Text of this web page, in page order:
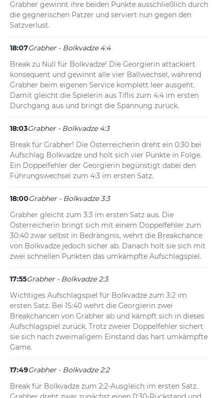
Grabher gewinnt ihre beiden Punkte ausschließlich durch
die gegnerischen Patzer und serviert nun gegen den
Satzverlust.
18:07Grabher - Bolkvadze 4:4
Break zu Null für Bolkvadze! Die Georgierin attackiert
konsequent und gewinnt alle vier Ballwechsel, während
Grabher beim eigenen Service komplett leer ausgeht.
Damit gleicht die Spielerin aus Tiflis zum 4:4 im ersten
Durchgang aus und bringt die Spannung zurück.
18:03Grabher - Bolkvadze 4:3
Break für Grabher! Die Österreicherin dreht ein 0:30 bei
Aufschlag Bolkvadze und holt sich vier Punkte in Folge.
Ein Doppelfehler der Georgierin begünstigt dabei den
Führungswechsel zum 4:3 im ersten Satz.
18:00Grabher - Bolkvadze 3:3
Grabher gleicht zum 3:3 im ersten Satz aus. Die
Österreicherin bringt sich mit einem Doppelfehler zum
30:40 zwar selbst in Bedrängnis, wehrt die Breakchance
von Bolkvadze jedoch sicher ab. Danach holt sie sich mit
zwei schnellen Punkten das umkämpfte Aufschlagspiel.
17:55Grabher - Bolkvadze 2:3
Wichtiges Aufschlagspiel für Bolkvadze zum 3:2 im
ersten Satz. Bei 15:40 wehrt die Georgierin zwei
Breakchancen von Grabher ab und kämpft sich in dieses
Aufschlagspiel zurück. Trotz zweier Doppelfehler sichert
sie sich nach zweimaligem Einstand das hart umkämpfte
Game.
17:49Grabher - Bolkvadze 2:2
Break für Bolkvadze zum 2:2-Ausgleich im ersten Satz.